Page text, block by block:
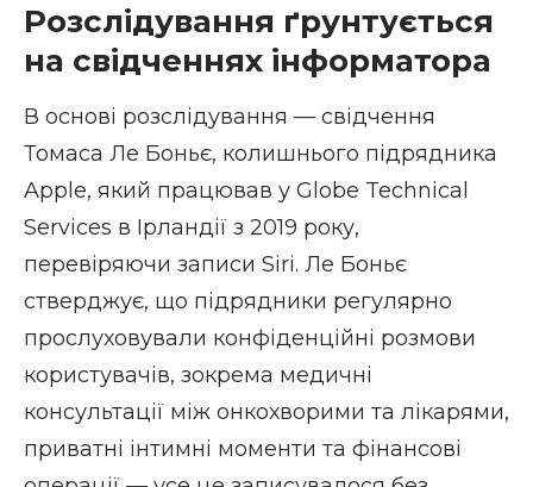
Розслідування ґрунтується
на свідченнях інформатора
В основі розслідування — свідчення
Томаса Ле Боньє, колишнього підрядника
Apple, який працював у Globe Technical
Services в Ірландії з 2019 року,
перевіряючи записи Siri. Ле Боньє
стверджує, що підрядники регулярно
прослуховували конфіденційні розмови
користувачів, зокрема медичні
консультації між онкохворими та лікарями,
приватні інтимні моменти та фінансові